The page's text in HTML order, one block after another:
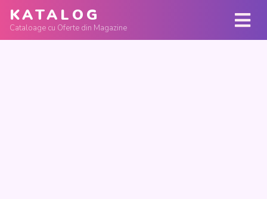
KATALOG
Cataloage cu Oferte din Magazine